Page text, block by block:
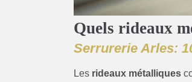
Quels rideaux
Serrurerie Arles:
Les rideaux métalliques